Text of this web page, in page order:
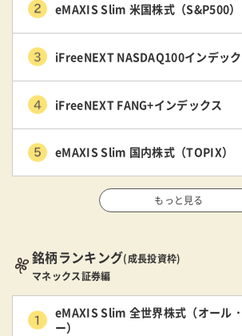
eMAXIS Slim 米国株式（S&P500）
iFreeNEXT NASDAQ100インデッ
iFreeNEXT FANG+インデックス
eMAXIS Slim 国内株式（TOPIX）
もっと見る
銘柄ランキング(成長投資枠)
マネックス証券編
eMAXIS Slim 全世界株式（オール
ー）